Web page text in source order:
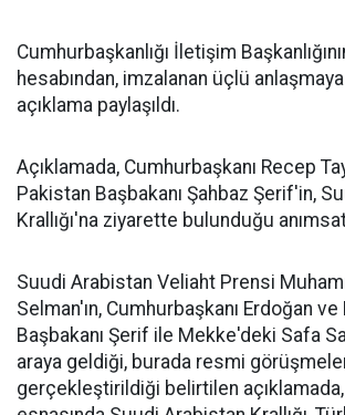
Cumhurbaşkanlığı İletişim
hesabından, imzalanan üçlü
açıklama paylaşıldı.
Açıklamada, Cumhurbaşkanı Recep
Pakistan Başbakanı Şahbaz Şerif'in,
Krallığı'na ziyarette bulunduğu
Suudi Arabistan Veliaht Prensi
Selman'ın, Cumhurbaşkanı Erdoğan
Başbakanı Şerif ile Mekke'deki Safa
araya geldiği, burada resmi
gerçekleştirildiği belirtilen